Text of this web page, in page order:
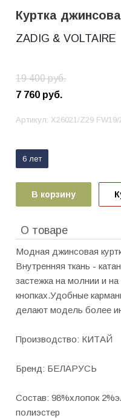
Куртка
ZADIG & VOLTAIRE
19 400руб.
7 760 руб.
Артикул: X26021/Z29 FW19/
6 лет
В корзину
О товаре
Модная джинсовая
Внутренняя ткань -
застежка на молнии и
кнопках.Удобные
делают модель более
Производство: КИТАЙ
Бренд: БЕЛАРУСЬ
Состав: 98%хлопок
полиэстер